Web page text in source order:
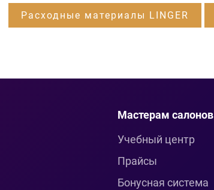
Расходные материалы LINGER
Мастерам салонов
Учебный центр
Прайсы
Бонусная система